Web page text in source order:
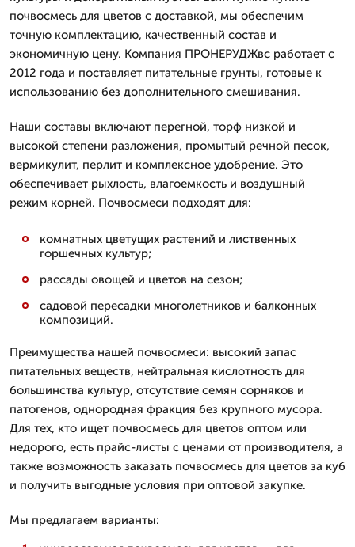
почвосмесь для цветов с доставкой, мы обеспечим
точную комплектацию, качественный состав и
экономичную цену. Компания ПРОНЕРУДЖвс работает с
2012 года и поставляет питательные грунты, готовые к
использованию без дополнительного смешивания.
Наши составы включают перегной, торф низкой и
высокой степени разложения, промытый речной песок,
вермикулит, перлит и комплексное удобрение. Это
обеспечивает рыхлость, влагоемкость и воздушный
режим корней. Почвосмеси подходят для:
комнатных цветущих растений и лиственных
горшечных культур;
рассады овощей и цветов на сезон;
садовой пересадки многолетников и балконных
композиций.
Преимущества нашей почвосмеси: высокий запас
питательных веществ, нейтральная кислотность для
большинства культур, отсутствие семян сорняков и
патогенов, однородная фракция без крупного мусора.
Для тех, кто ищет почвосмесь для цветов оптом или
недорого, есть прайс-листы с ценами от производителя, а
также возможность заказать почвосмесь для цветов за куб
и получить выгодные условия при оптовой закупке.
Мы предлагаем варианты: